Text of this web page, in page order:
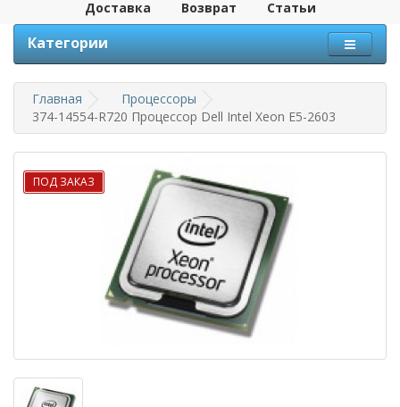
Доставка Возврат Статьи
Категории
Главная
Процессоры
374-14554-R720 Процессор Dell Intel Xeon E5-2603
ПОД ЗАКАЗ